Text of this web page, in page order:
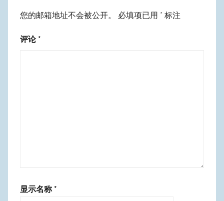
您的邮箱地址不会被公开。 必填项已用 * 标注
评论 *
显示名称 *